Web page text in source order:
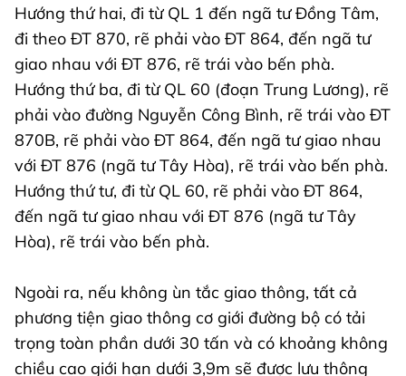
Hướng thứ hai, đi từ QL 1 đến ngã tư Đồng Tâm,
đi theo ĐT 870, rẽ phải vào ĐT 864, đến ngã tư
giao nhau với ĐT 876, rẽ trái vào bến phà.
Hướng thứ ba, đi từ QL 60 (đoạn Trung Lương), rẽ
phải vào đường Nguyễn Công Bình, rẽ trái vào ĐT
870B, rẽ phải vào ĐT 864, đến ngã tư giao nhau
với ĐT 876 (ngã tư Tây Hòa), rẽ trái vào bến phà.
Hướng thứ tư, đi từ QL 60, rẽ phải vào ĐT 864,
đến ngã tư giao nhau với ĐT 876 (ngã tư Tây
Hòa), rẽ trái vào bến phà.
Ngoài ra, nếu không ùn tắc giao thông, tất cả
phương tiện giao thông cơ giới đường bộ có tải
trọng toàn phần dưới 30 tấn và có khoảng không
chiều cao giới hạn dưới 3,9m sẽ được lưu thông